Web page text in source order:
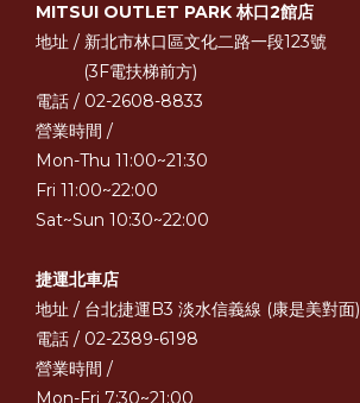
MITSUI OUTLET PARK 林口2館店
地址 / 新北市林口區文化二路一段123號
(3F電扶梯前方)
電話 / 02-2608-8833
營業時間 /
Mon-Thu 11:00~21:30
Fri 11:00~22:00
Sat~Sun 10:30~22:00
捷運北車店
地址 / 台北捷運B3 淡水信義線 (康是美對面)
電話 / 02-2389-6198
營業時間 /
Mon-Fri 7:30~21:00